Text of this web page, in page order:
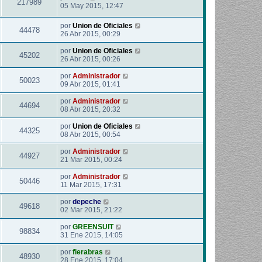
217989
05 May 2015, 12:47
44478 por Union de Oficiales
26 Abr 2015, 00:29
45202 por Union de Oficiales
26 Abr 2015, 00:26
50023 por Administrador
09 Abr 2015, 01:41
44694 por Administrador
08 Abr 2015, 20:32
44325 por Union de Oficiales
08 Abr 2015, 00:54
44927 por Administrador
21 Mar 2015, 00:24
50446 por Administrador
11 Mar 2015, 17:31
49618 por depeche
02 Mar 2015, 21:22
98834 por GREENSUIT
31 Ene 2015, 14:05
48930 por fierabras
28 Ene 2015, 17:04